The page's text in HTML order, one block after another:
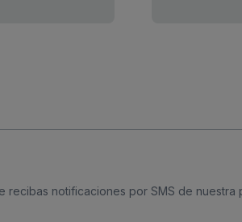
recibas notificaciones por SMS de nuestra